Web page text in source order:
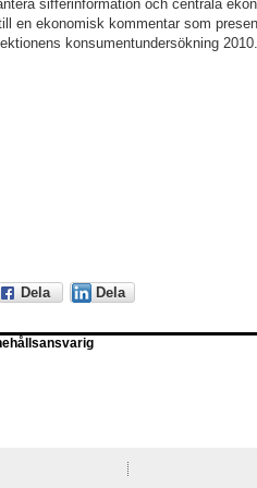
sifferinformation och centrala
en ekonomisk kommentar som
konsumentundersökning 2010.
Dela Dela